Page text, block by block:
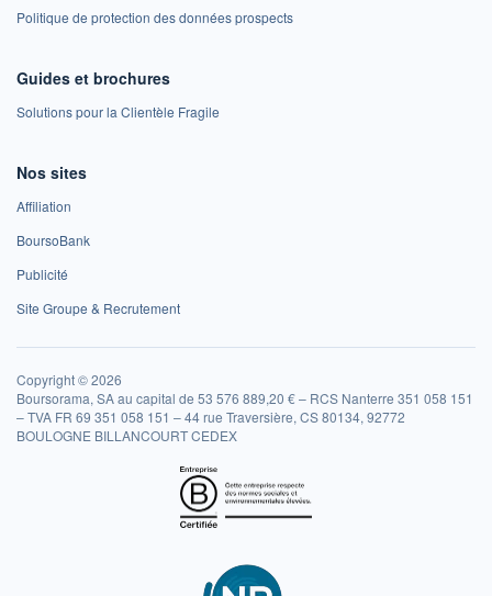
Politique de protection des données prospects
Guides et brochures
Solutions pour la Clientèle Fragile
Nos sites
Affiliation
BoursoBank
Publicité
Site Groupe & Recrutement
Copyright © 2026
Boursorama, SA au capital de 53 576 889,20 € – RCS Nanterre 351 058 151
– TVA FR 69 351 058 151 – 44 rue Traversière, CS 80134, 92772
BOULOGNE BILLANCOURT CEDEX